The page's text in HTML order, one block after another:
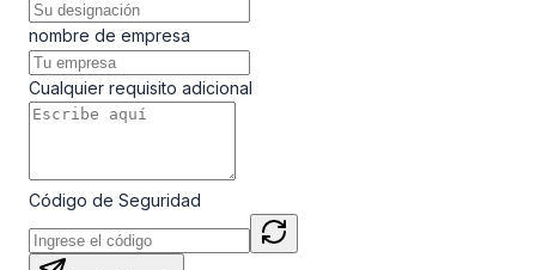
nombre de empresa
Cualquier requisito adicional
Código de Seguridad